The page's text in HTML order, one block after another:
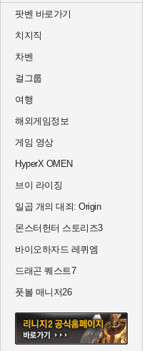
팟벤 바로가기
치지직
차벤
걸그룹
여행
해외게임정보
게임 영상
HyperX OMEN
브이 라이징
일곱 개의 대죄: Origin
몬스터헌터 스토리즈3
바이오하자드 레퀴엠
드래곤 퀘스트7
풋볼 매니저26